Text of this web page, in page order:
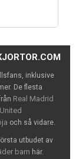
inklusive
De flesta
Real Madrid
och så vidare.
utbudet av
barn här.